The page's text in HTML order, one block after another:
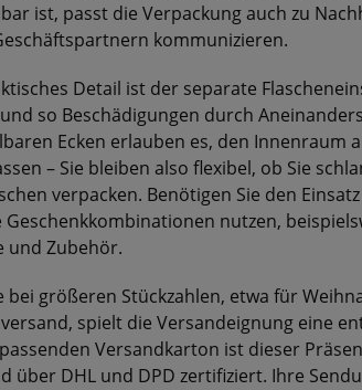
ist, passt die Verpackung auch zu
kommunizieren.
Detail ist der separate
so Beschädigungen durch
Ecken erlauben es, den Innenraum
– Sie bleiben also flexibel, ob Sie
verpacken. Benötigen Sie den
Geschenkkombinationen nutzen,
und Zubehör.
bei größeren Stückzahlen, etwa für
spielt die Versandeignung eine
Versandkarton ist dieser
über DHL und DPD zertifiziert. Ihre